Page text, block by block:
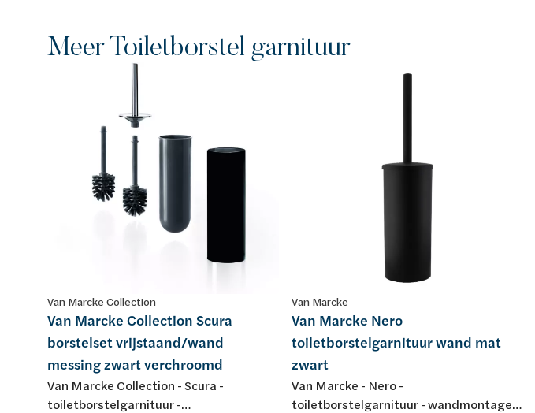
Meer Toiletborstel garnituur
Van Marcke Collection
Van Marcke Collection Scura
borstelset vrijstaand/wand
messing zwart verchroomd
Van Marcke Collection - Scura -
toiletborstelgarnituur -
Van Marcke
Van Marcke Nero
toiletborstelgarnituur wand mat
zwart
Van Marcke - Nero -
toiletborstelgarnituur - wandmontage -